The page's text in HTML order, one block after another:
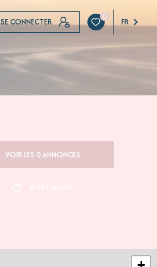
SE CONNECTER 0 FR
VOIR LES 0ANNONCES